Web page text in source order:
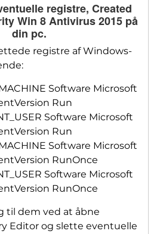
registre, Created
Win 8 Antivirus 2015 på
din pc.
registre af Windows-
Software Microsoft
Run
Software Microsoft
Run
Software Microsoft
RunOnce
Software Microsoft
RunOnce
til dem ved at åbne
Editor og slette eventuelle